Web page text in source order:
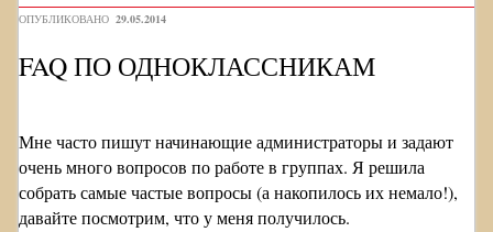
ОПУБЛИКОВАНО 29.05.2014
FAQ ПО ОДНОКЛАССНИКАМ
Мне часто пишут начинающие администраторы и задают
очень много вопросов по работе в группах. Я решила
собрать самые частые вопросы (а накопилось их немало!),
давайте посмотрим, что у меня получилось.